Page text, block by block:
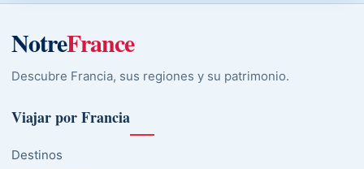
NotreFrance
Descubre Francia, sus regiones y su patrimonio.
Viajar por Francia
Destinos